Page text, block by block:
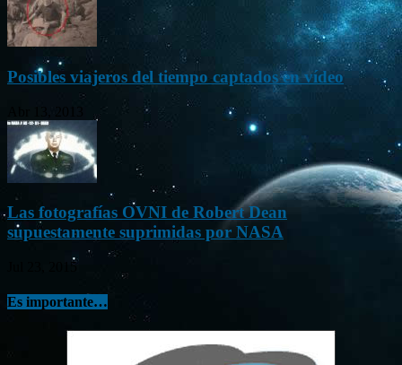
Posibles viajeros del tiempo captados en vídeo
Las fotografías OVNI de Robert Dean
supuestamente suprimidas por NASA
Jul 23, 2015
Es importante…